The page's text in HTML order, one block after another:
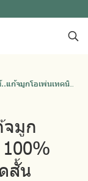
ซิลิโคน 100% และตาสองชั้นเทคนิคกรีดสั้น
มูก
สั้น